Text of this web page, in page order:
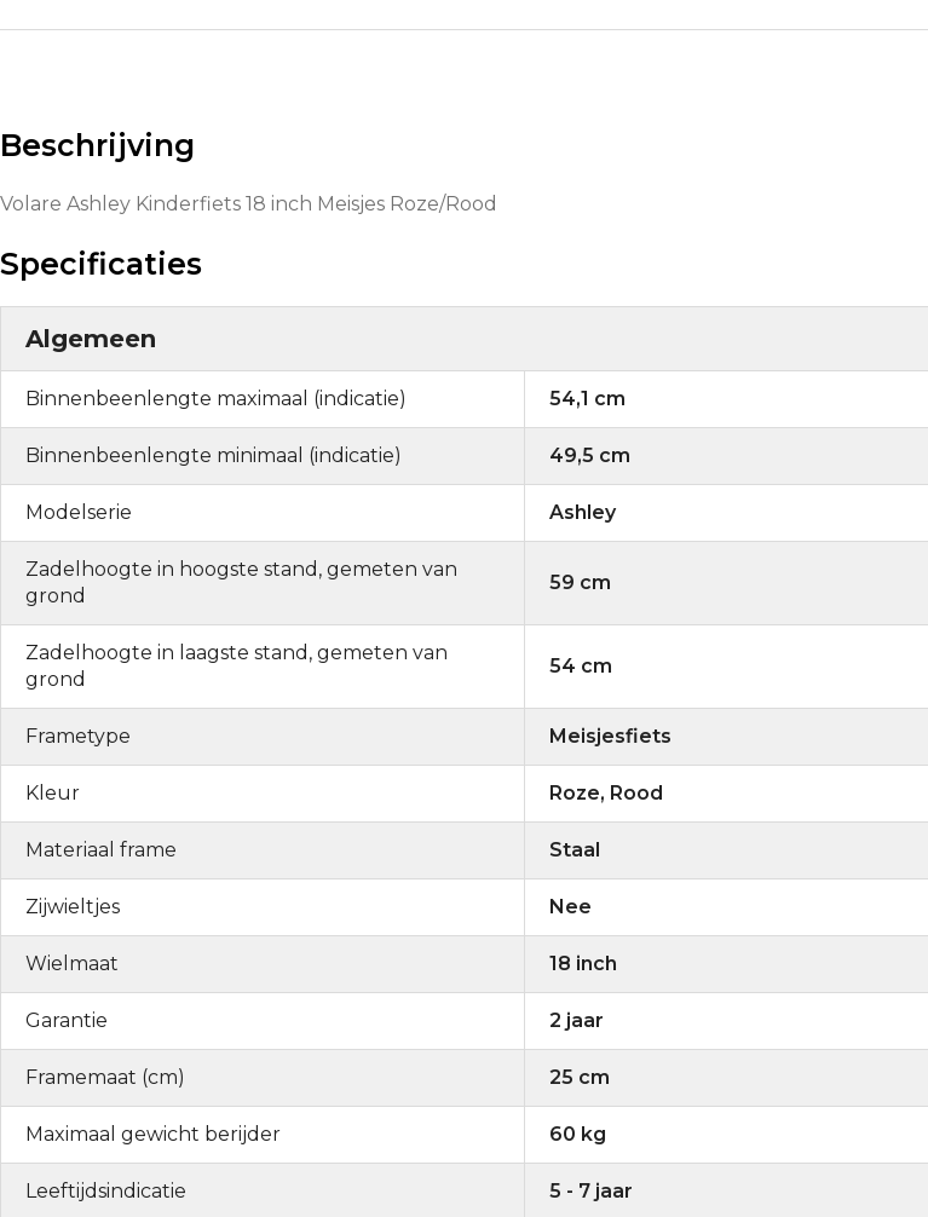
Beschrijving
Volare Ashley Kinderfiets 18 inch Meisjes Roze/Rood
Specificaties
Algemeen
Binnenbeenlengte maximaal (indicatie) 54,1 cm
Binnenbeenlengte minimaal (indicatie) 49,5 cm
Modelserie Ashley
Zadelhoogte in hoogste stand, gemeten van
grond
59 cm
Zadelhoogte in laagste stand, gemeten van
grond
54 cm
Frametype Meisjesfiets
Kleur Roze, Rood
Materiaal frame Staal
Zijwieltjes Nee
Wielmaat 18 inch
Garantie 2 jaar
Framemaat (cm) 25 cm
Maximaal gewicht berijder 60 kg
Leeftijdsindicatie 5 - 7 jaar